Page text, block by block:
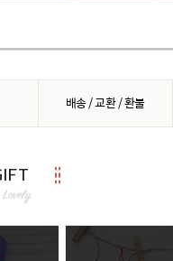
배송 / 교환 / 환불